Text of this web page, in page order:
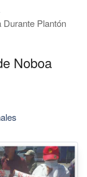
Plantón
Noboa